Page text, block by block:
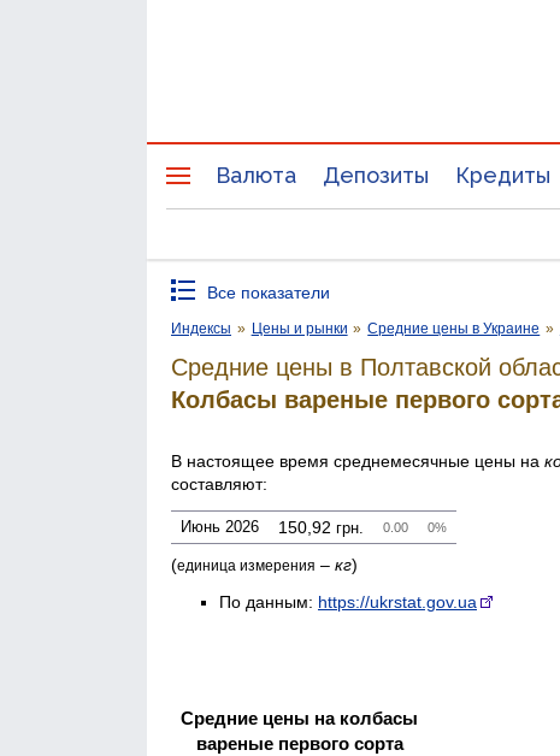
Валюта Депозиты Кредиты
Все показатели
Индексы » Цены и рынки » Средние цены в Украине »
Средние цены в Полтавской
Колбасы вареные первого
В настоящее время среднемесячные цены на
составляют:
Июнь 2026 150,92 грн. 0.00 0%
(единица измерения – кг)
По данным: https://ukrstat.gov.ua
Средние цены на колбасы
вареные первого сорта